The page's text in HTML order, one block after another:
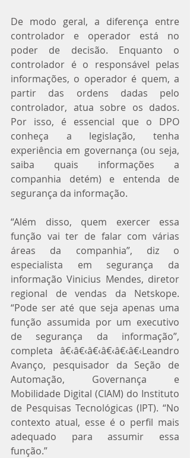
De modo geral, a diferença entre
controlador e operador está no
poder de decisão. Enquanto o
controlador é o responsável pelas
informações, o operador é quem, a
partir das ordens dadas pelo
controlador, atua sobre os dados.
Por isso, é essencial que o DPO
conheça a legislação, tenha
experiência em governança (ou seja,
saiba quais informações a
companhia detém) e entenda de
segurança da informação.
“Além disso, quem exercer essa
função vai ter de falar com várias
áreas da companhia”, diz o
especialista em segurança da
informação Vinicius Mendes, diretor
regional de vendas da Netskope.
“Pode ser até que seja apenas uma
função assumida por um executivo
de segurança da informação”,
completa â€‹â€‹â€‹â€‹â€‹â€‹Leandro
Avanço, pesquisador da Seção de
Automação, Governança e
Mobilidade Digital (CIAM) do Instituto
de Pesquisas Tecnológicas (IPT). “No
contexto atual, esse é o perfil mais
adequado para assumir essa
função.”